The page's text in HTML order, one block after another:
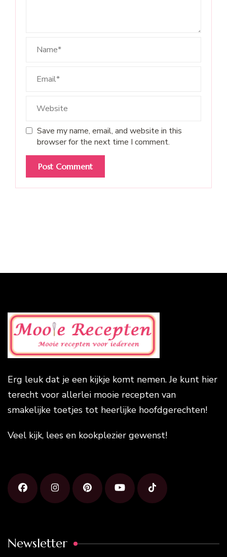
Save my name, email, and website in this
browser for the next time I comment.
Erg leuk dat je een kijkje komt nemen. Je kunt hier
terecht voor allerlei mooie recepten van
smakelijke toetjes tot heerlijke hoofdgerechten!
Veel kijk, lees en kookplezier gewenst!
Newsletter